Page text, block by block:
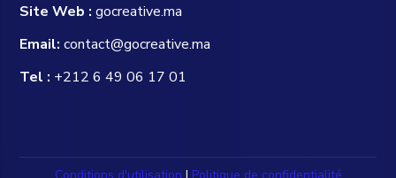
Site Web : gocreative.ma
Email: contact@gocreative.ma
Tel : +212 6 49 06 17 01